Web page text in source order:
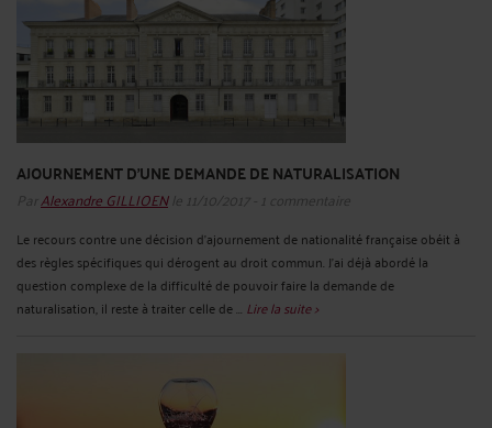
AJOURNEMENT D'UNE DEMANDE DE NATURALISATION
ParAlexandre GILLIOENle 11/10/2017 - 1 commentaire
Le recours contre une décision d’ajournement de nationalité française obéit à
des règles spécifiques qui dérogent au droit commun. J’ai déjà abordé la
question complexe de la difficulté de pouvoir faire la demande de
naturalisation, il reste à traiter celle de ... Lire la suite >